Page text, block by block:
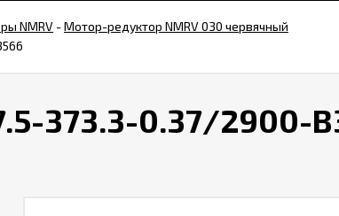
NMRV -Мотор-редуктор NMRV 030 червячный
373.3-0.37/2900-